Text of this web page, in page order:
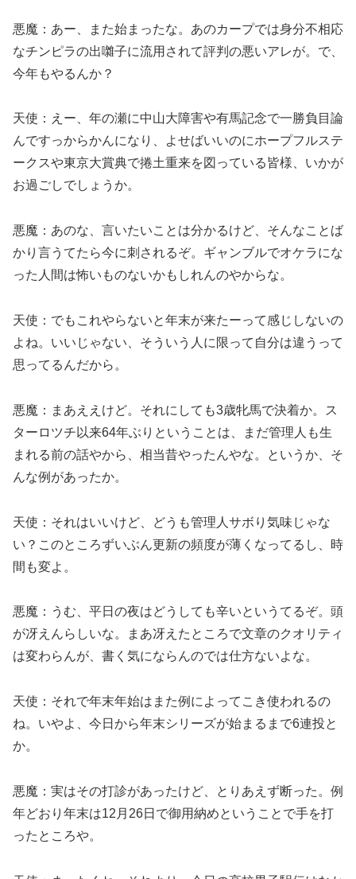
悪魔：あー、また始まったな。あのカープでは身分不相応
なチンピラの出囃子に流用されて評判の悪いアレが。で、
今年もやるんか？
天使：えー、年の瀬に中山大障害や有馬記念で一勝負目論
んですっからかんになり、よせばいいのにホープフルステ
ークスや東京大賞典で捲土重来を図っている皆様、いかが
お過ごしでしょうか。
悪魔：あのな、言いたいことは分かるけど、そんなことば
かり言うてたら今に刺されるぞ。ギャンブルでオケラにな
った人間は怖いものないかもしれんのやからな。
天使：でもこれやらないと年末が来たーって感じしないの
よね。いいじゃない、そういう人に限って自分は違うって
思ってるんだから。
悪魔：まあええけど。それにしても3歳牝馬で決着か。ス
ターロツチ以来64年ぶりということは、まだ管理人も生
まれる前の話やから、相当昔やったんやな。というか、そ
んな例があったか。
天使：それはいいけど、どうも管理人サボり気味じゃな
い？このところずいぶん更新の頻度が薄くなってるし、時
間も変よ。
悪魔：うむ、平日の夜はどうしても辛いというてるぞ。頭
が冴えんらしいな。まあ冴えたところで文章のクオリティ
は変わらんが、書く気にならんのでは仕方ないよな。
天使：それで年末年始はまた例によってこき使われるの
ね。いやよ、今日から年末シリーズが始まるまで6連投と
か。
悪魔：実はその打診があったけど、とりあえず断った。例
年どおり年末は12月26日で御用納めということで手を打
ったところや。